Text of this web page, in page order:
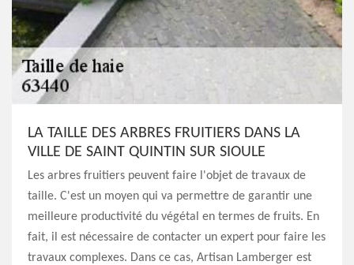
LA TAILLE DES ARBRES FRUITIERS DANS LA
VILLE DE SAINT QUINTIN SUR SIOULE
Les arbres fruitiers peuvent faire l'objet de travaux de
taille. C'est un moyen qui va permettre de garantir une
meilleure productivité du végétal en termes de fruits. En
fait, il est nécessaire de contacter un expert pour faire les
travaux complexes. Dans ce cas, Artisan Lamberger est